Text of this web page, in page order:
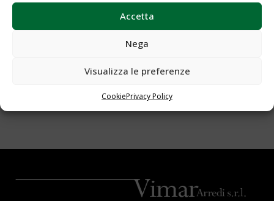
Accetta
Nega
Visualizza le preferenze
CookiePrivacy Policy
Aggiungi al preventivo